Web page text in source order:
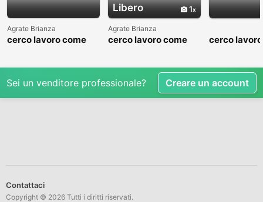
Agrate Brianza
cerco lavoro come
Libero 1
Agrate Brianza
cerco lavoro come
cerco
Sei un venditore professionale? Creare un account
Contattaci
Copyright © 2026 Tutti i diritti riservati.